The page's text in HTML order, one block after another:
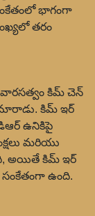
భాగంగా
తరం
కిమ్ చెన్
మారాడు. కిమ్ ఇర్
ఉనికిపై
మరియు
అయితే కిమ్ ఇర్
ఉంది.